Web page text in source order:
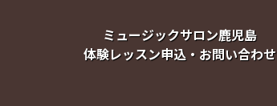
ミュージックサロン鹿児島
体験レッスン申込・お問い合わせ